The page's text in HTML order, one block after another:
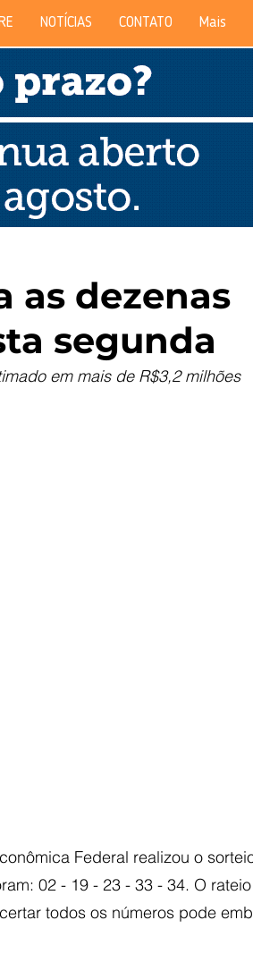
NOTÍCIAS CONTATO Mais
as dezenas
segunda
em mais de R$3,2 milhões
Federal realizou o
02 - 19 - 23 - 33 - 34. O
todos os números pode